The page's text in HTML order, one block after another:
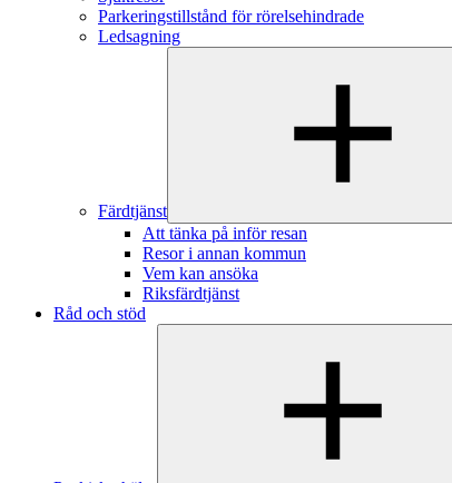
Parkeringstillstånd för rörelsehindrade
Ledsagning
Färdtjänst
Att tänka på inför resan
Resor i annan kommun
Vem kan ansöka
Riksfärdtjänst
Råd och stöd